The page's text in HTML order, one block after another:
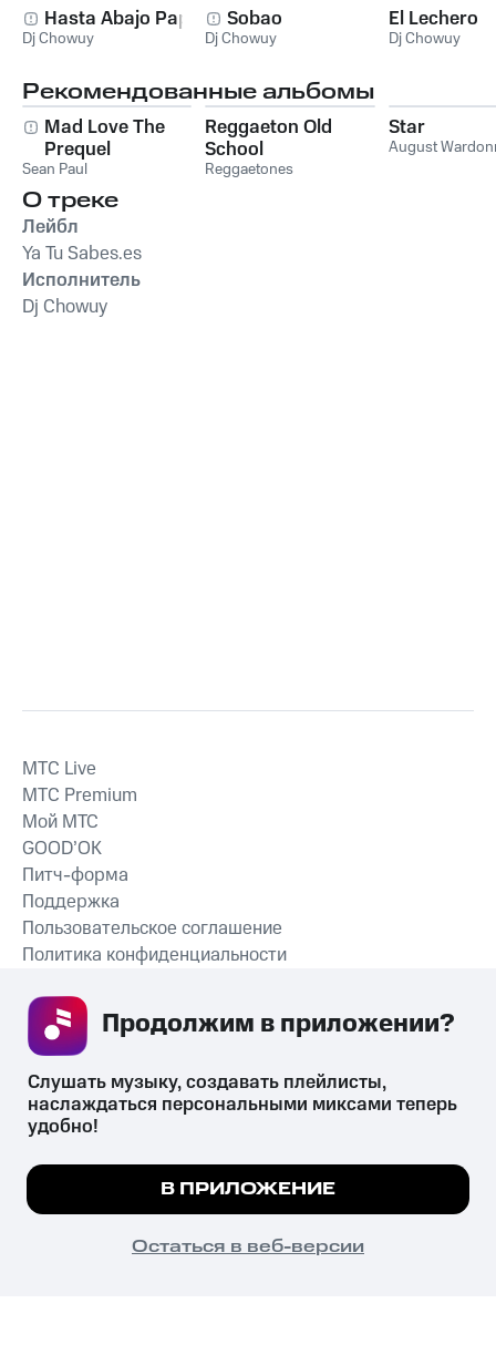
Hasta Abajo Papi
Dj Chowuy
Sobao
Dj Chowuy
El Lechero
Dj Chowuy
Рекомендованные альбомы
Mad Love The
Prequel
Sean Paul
Reggaeton Old
School
Reggaetones
Star
August
О треке
Лейбл
Ya Tu Sabes.es
Исполнитель
Dj Chowuy
СКАЧАТЬ ПРИЛОЖЕНИЕ
MTС Live
MTС Premium
Мой МТС
GOOD’OK
Питч-форма
Поддержка
Пользовательское соглашение
Политика конфиденциальности
психотропных веществ, их аналогов причиняет вред здоровью,
их незаконный оборот запрещён и влечёт установленную
законодательством ответственность.
© 2026 ООО «КИОН».
Все права защищены
Мы используем куки, чтобы на сайте все
Подробнее
ПОНЯТНО
Слушать музыку, создавать плейлисты,
наслаждаться персональными миксами теперь
удобно!
В ПРИЛОЖЕНИЕ
Остаться в веб-версии